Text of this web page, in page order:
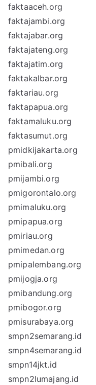
faktaaceh.org
faktajambi.org
faktajabar.org
faktajateng.org
faktajatim.org
faktakalbar.org
faktariau.org
faktapapua.org
faktamaluku.org
faktasumut.org
pmidkijakarta.org
pmibali.org
pmijambi.org
pmigorontalo.org
pmimaluku.org
pmipapua.org
pmiriau.org
pmimedan.org
pmipalembang.org
pmijogja.org
pmibandung.org
pmibogor.org
pmisurabaya.org
smpn2semarang.id
smpn4semarang.id
smpn14jkt.id
smpn2lumajang.id